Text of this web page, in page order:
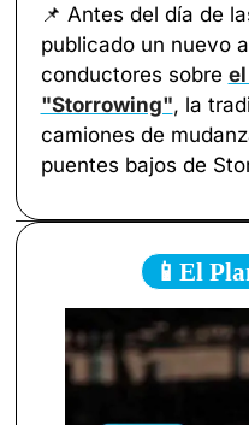
📌 Antes del día de
publicado un nuevo
conductores sobre
"Storrowing", la
camiones de
puentes bajos de
📱El